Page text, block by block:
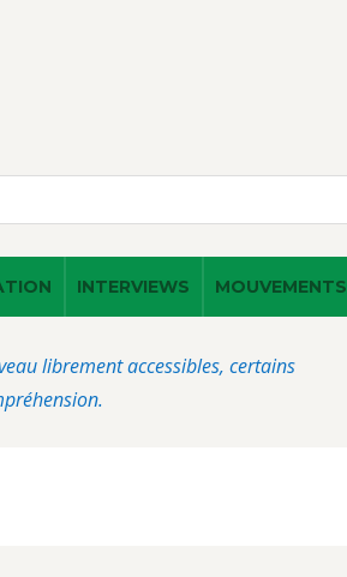
INTERVIEWS MOUVEMENTS
librement accessibles, certains